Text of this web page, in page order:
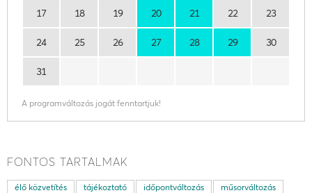
17 18 19 20 21 22 23
24 25 26 27 28 29 30
31
A programváltozás jogát fenntartjuk!
FONTOS TARTALMAK
élő közvetítés tájékoztató időpontváltozás
műsorváltozás